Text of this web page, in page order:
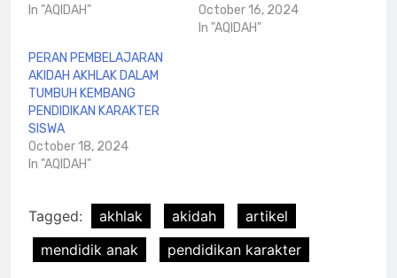
In "AQIDAH"
October 16, 2024
In "AQIDAH"
PERAN PEMBELAJARAN
AKIDAH AKHLAK DALAM
TUMBUH KEMBANG
PENDIDIKAN KARAKTER
SISWA
October 18, 2024
In "AQIDAH"
Tagged: akhlak akidah
artikel
mendidik anak
pendidikan karakter